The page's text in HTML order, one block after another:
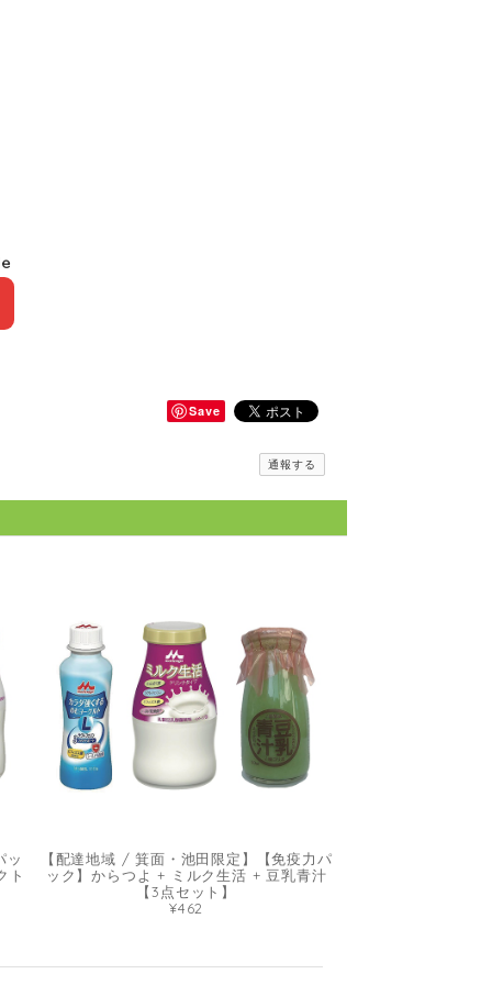
Save
通報する
ッ
ト
【配達地域 / 箕面・池田限定】【免疫力パ
ック】からつよ + ミルク生活 + 豆乳青汁
【3点セット】
¥462